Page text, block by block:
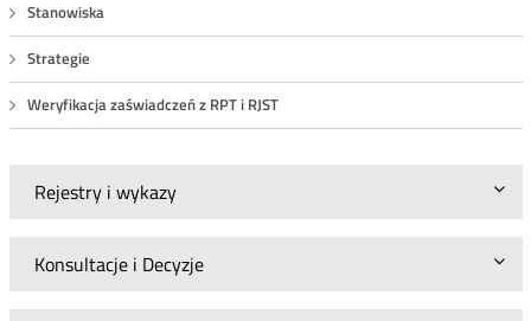
Stanowiska
Strategie
Weryfikacja zaświadczeń z RPT i RJST
Rejestry i wykazy
Konsultacje i Decyzje